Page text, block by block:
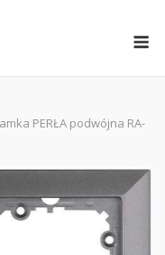
PERŁA podwójna RA-